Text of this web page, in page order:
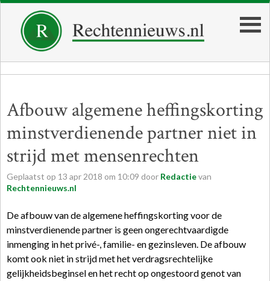
Afbouw algemene heffingskorting
minstverdienende partner niet in
strijd met mensenrechten
Geplaatst op 13 apr 2018 om 10:09 door Redactievan
Rechtennieuws.nl
De afbouw van de algemene heffingskorting voor de
minstverdienende partner is geen ongerechtvaardigde
inmenging in het privé-, familie- en gezinsleven. De afbouw
komt ook niet in strijd met het verdragsrechtelijke
gelijkheidsbeginsel en het recht op ongestoord genot van